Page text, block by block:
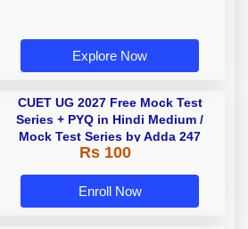
Explore Now
CUET UG 2027 Free Mock Test
Series + PYQ in Hindi Medium /
Mock Test Series by Adda 247
Rs 100
Enroll Now